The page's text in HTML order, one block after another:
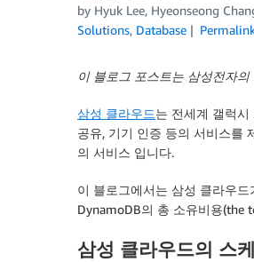
by Hyuk Lee, Hyeonseong
Solutions, Database
이 블로그 포스트는 삼성전자
삼성 클라우드는 전세계 갤럭
공유, 기기 인증 등의 서비스를
의 서비스 입니다.
이 블로그에서는 삼성 클라우드
DynamoDB의 총 소유비용(the
삼성 클라우드의 스